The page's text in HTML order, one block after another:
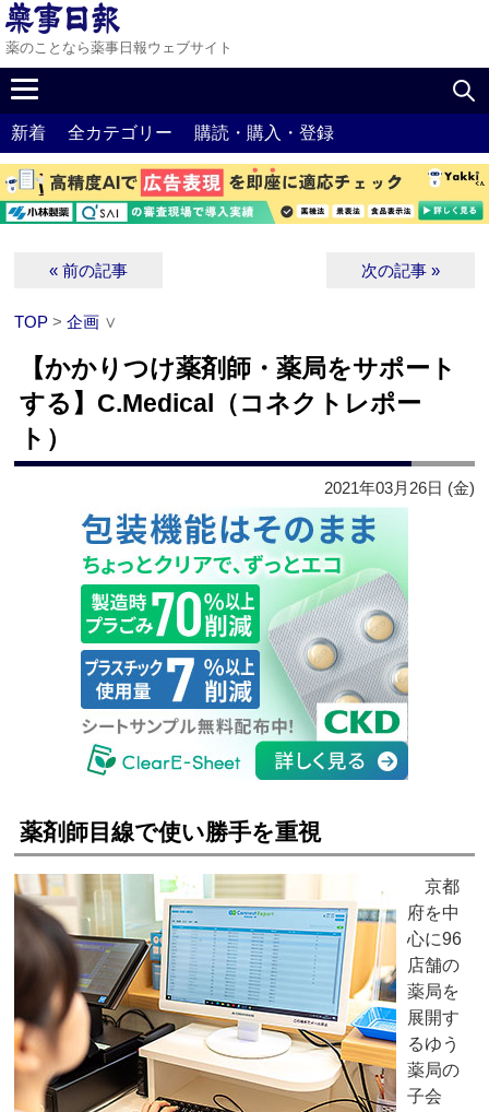
薬のことなら薬事日報ウェブサイト
新着 全カテゴリー 購読・購入・登録
« 前の記事 次の記事 »
TOP >企画 ∨
【かかりつけ薬剤師・薬局をサポート
する】C.Medical（コネクトレポー
ト）
2021年03月26日 (金)
薬剤師目線で使い勝手を重視
京都
府を中
心に96
店舗の
薬局を
展開す
るゆう
薬局の
子会